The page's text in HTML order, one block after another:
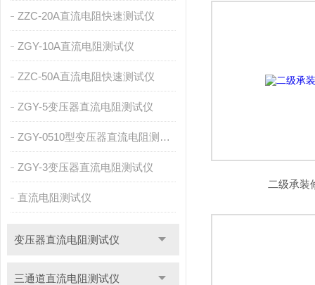
ZZC-20A直流电阻快速测试仪
ZGY-10A直流电阻测试仪
ZZC-50A直流电阻快速测试仪
ZGY-5变压器直流电阻测试仪
ZGY-0510型变压器直流电阻测试仪
ZGY-3变压器直流电阻测试仪
直流电阻测试仪
变压器直流电阻测试仪
三通道直流电阻测试仪
二级承装